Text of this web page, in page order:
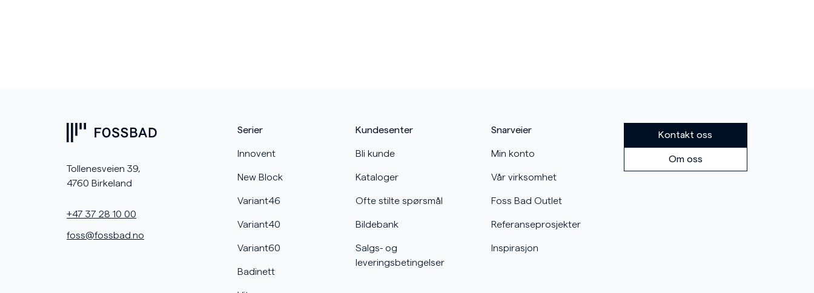
Tollenesveien 39,
4760 Birkeland
+47 37 28 10 00
foss@fossbad.no
Serier
Innovent
New Block
Variant46
Variant40
Variant60
Badinett
Kundesenter
Bli kunde
Kataloger
Ofte stilte spørsmål
Bildebank
Salgs- og
leveringsbetingelser
Snarveier
Min konto
Vår virksomhet
Foss Bad Outlet
Referanseprosjekter
Inspirasjon
Kontakt oss
Om oss